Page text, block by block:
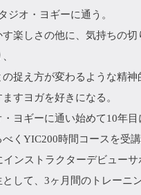
ジオ・ヨギーに通う。
楽しさの他に、気持ちの切
の捉え方が変わるような精神
ますヨガを好きになる。
・ヨギーに通い始めて10年
べくYIC200時間コースを受講
インストラクターデビュー
として、3ヶ月間のトレーニ